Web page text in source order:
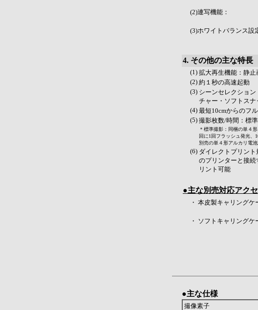
(2)連写機能：
(3)ホワイトバランス設
4. その他の主な特長
(1) 拡大再生機能：静
(2) 約１秒の高速起動
(3) シーンセレクショ
チャー・ソフトス
(4) 最短10cmからのフ
(5) 撮影枚数/時間：標
＊標準撮影：同梱の単４
回に1回フラッシュ発光、
別売の単４形アルカリ電
(6) ダイレクトプリン
のプリンターと接
リント可能
●主な別売対応アク
・ 本皮製キャリングケ
・ ソフトキャリングケ
●主な仕様
撮像素子